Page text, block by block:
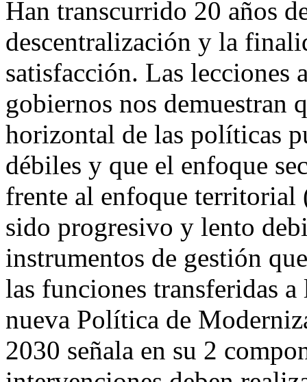
Han transcurrido 20 años
descentralización y la
satisfacción. Las lecciones
gobiernos nos demuestran
horizontal de las políticas p
débiles y que el enfoque
frente al enfoque territorial
sido progresivo y lento
instrumentos de gestión
las funciones transferidas
nueva Política de
2030 señala en su 2